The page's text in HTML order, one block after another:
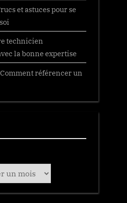
et astuces pour se
technicien
la bonne expertise
Comment référencer un